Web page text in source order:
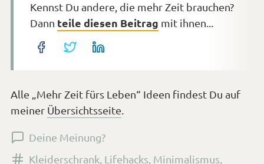
Kennst Du andere, die mehr Zeit brauchen?
Dann teile diesen Beitrag mit ihnen...
Alle „Mehr Zeit fürs Leben“ Ideen findest Du auf
meiner Übersichtsseite
Deine Meinung?
Versehen
Kleiderschrank, Lifehacks, Minimalismus,